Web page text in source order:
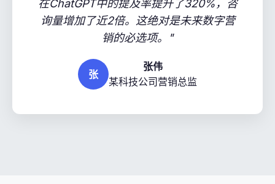
在ChatGPT中的提及率提升了320%，咨
询量增加了近2倍。这绝对是未来数字营
销的必选项。"
张
张伟
某科技公司营销总监